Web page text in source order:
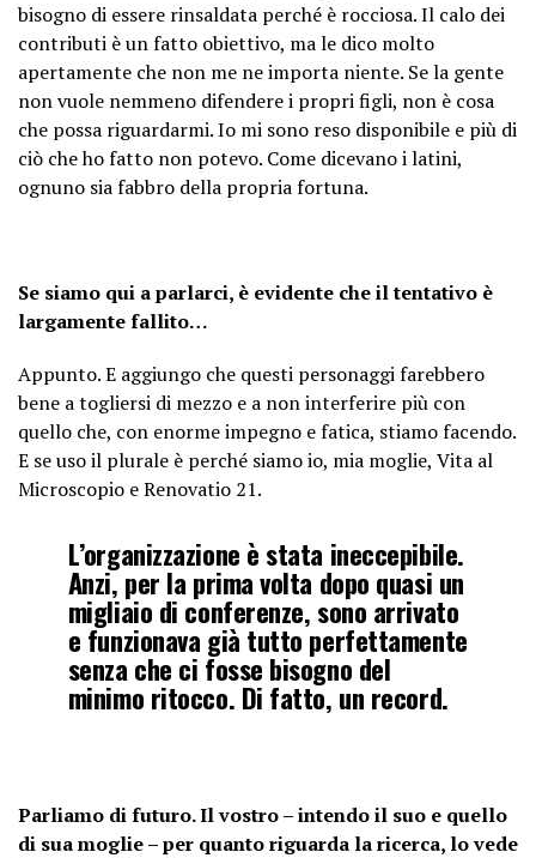
bisogno di essere rinsaldata perché è rocciosa. Il calo dei
contributi è un fatto obiettivo, ma le dico molto
apertamente che non me ne importa niente. Se la gente
non vuole nemmeno difendere i propri figli, non è cosa
che possa riguardarmi. Io mi sono reso disponibile e più di
ciò che ho fatto non potevo. Come dicevano i latini,
ognuno sia fabbro della propria fortuna.
Se siamo qui a parlarci, è evidente che il tentativo è
largamente fallito…
Appunto. E aggiungo che questi personaggi farebbero
bene a togliersi di mezzo e a non interferire più con
quello che, con enorme impegno e fatica, stiamo facendo.
E se uso il plurale è perché siamo io, mia moglie, Vita al
Microscopio e Renovatio 21.
L’organizzazione è stata ineccepibile.
Anzi, per la prima volta dopo quasi un
migliaio di conferenze, sono arrivato
e funzionava già tutto perfettamente
senza che ci fosse bisogno del
minimo ritocco. Di fatto, un record.
Parliamo di futuro. Il vostro – intendo il suo e quello
di sua moglie – per quanto riguarda la ricerca, lo vede